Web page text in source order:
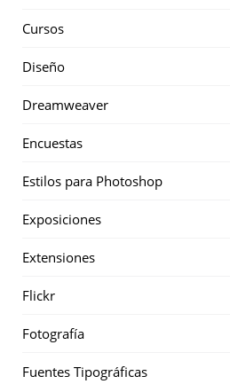
Cursos
Diseño
Dreamweaver
Encuestas
Estilos para Photoshop
Exposiciones
Extensiones
Flickr
Fotografía
Fuentes Tipográficas